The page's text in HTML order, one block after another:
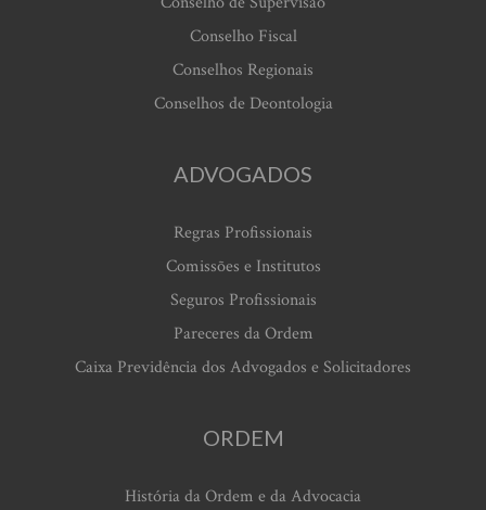
Conselho Fiscal
Conselhos Regionais
Conselhos de Deontologia
ADVOGADOS
Regras Profissionais
Comissões e Institutos
Seguros Profissionais
Pareceres da Ordem
Caixa Previdência dos Advogados e Solicitadores
ORDEM
História da Ordem e da Advocacia